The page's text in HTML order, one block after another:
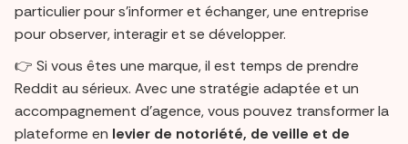
particulier pour s’informer et échanger, une entreprise
pour observer, interagir et se développer.
👉 Si vous êtes une marque, il est temps de prendre
Reddit au sérieux. Avec une stratégie adaptée et un
accompagnement d’agence, vous pouvez transformer la
plateforme en levier de notoriété, de veille et de